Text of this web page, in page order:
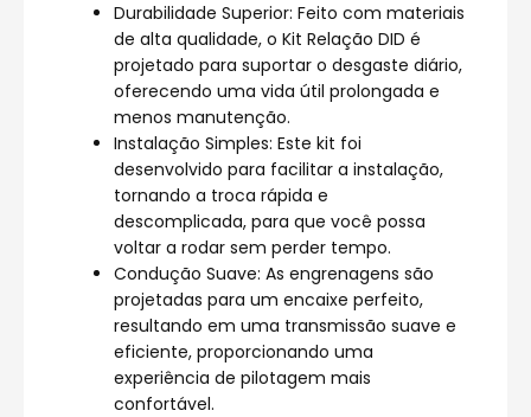
Durabilidade Superior: Feito com materiais
de alta qualidade, o Kit Relação DID é
projetado para suportar o desgaste diário,
oferecendo uma vida útil prolongada e
menos manutenção.
Instalação Simples: Este kit foi
desenvolvido para facilitar a instalação,
tornando a troca rápida e
descomplicada, para que você possa
voltar a rodar sem perder tempo.
Condução Suave: As engrenagens são
projetadas para um encaixe perfeito,
resultando em uma transmissão suave e
eficiente, proporcionando uma
experiência de pilotagem mais
confortável.